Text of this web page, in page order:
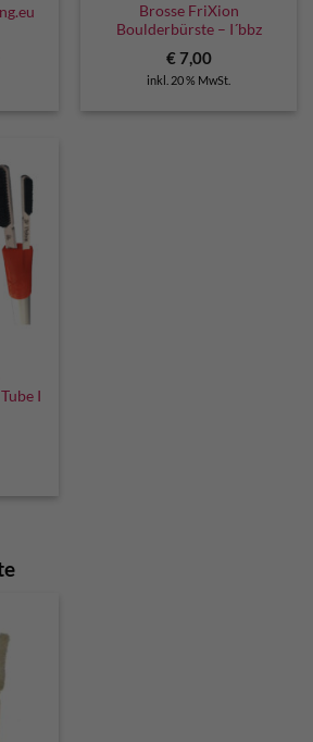
Aktueller
Brosse FriXion
Boulderbürste – I´bbz
€7,00
inkl. 20 % MwSt.
I